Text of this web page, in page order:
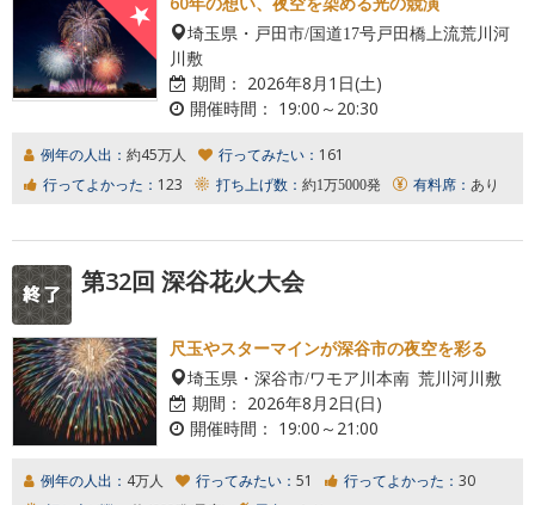
埼玉県・戸田市/国道17号戸田橋上流荒川河
川敷
期間： 2026年8月1日(土)
開催時間： 19:00～20:30
例年の人出： 約45万人 行ってみたい： 161
行ってよかった： 123 打ち上げ数： 約1万5000発 有料席： あり
第32回 深谷花火大会
尺玉やスターマインが深谷市の夜空を彩る
埼玉県・深谷市/ワモア川本南 荒川河川敷
期間： 2026年8月2日(日)
開催時間： 19:00～21:00
例年の人出： 4万人 行ってみたい： 51 行ってよかった： 30